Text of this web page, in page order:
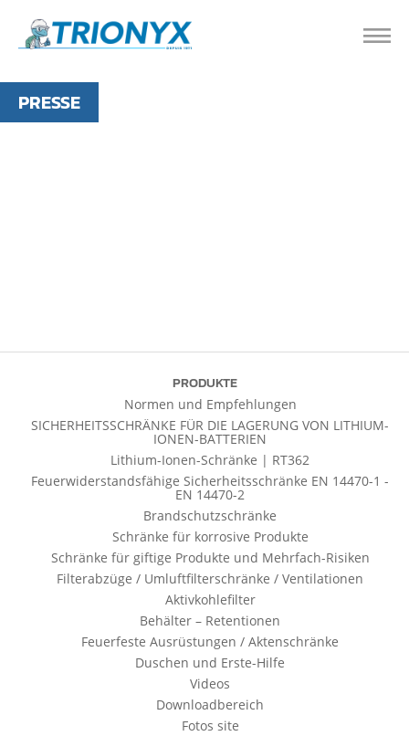
PRESSE
PRODUKTE
Normen und Empfehlungen
SICHERHEITSSCHRÄNKE FÜR DIE LAGERUNG VON LITHIUM-
IONEN-BATTERIEN
Lithium-Ionen-Schränke | RT362
Feuerwiderstandsfähige Sicherheitsschränke EN 14470-1 -
EN 14470-2
Brandschutzschränke
Schränke für korrosive Produkte
Schränke für giftige Produkte und Mehrfach-Risiken
Filterabzüge / Umluftfilterschränke / Ventilationen
Aktivkohlefilter
Behälter – Retentionen
Feuerfeste Ausrüstungen / Aktenschränke
Duschen und Erste-Hilfe
Videos
Downloadbereich
Fotos site